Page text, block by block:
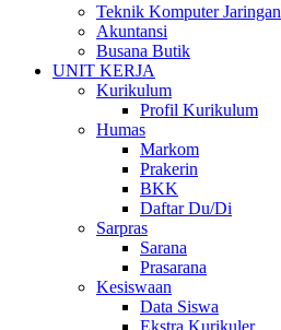
Teknik Komputer Jaringan
Akuntansi
Busana Butik
UNIT KERJA
Kurikulum
Profil Kurikulum
Humas
Markom
Prakerin
BKK
Daftar Du/Di
Sarpras
Sarana
Prasarana
Kesiswaan
Data Siswa
Ekstra Kurikuler